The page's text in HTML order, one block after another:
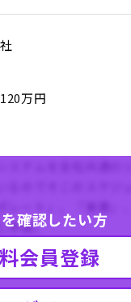
万円
参画。
スケジュール・課題
いて、その対応施策
確認したい方
会員登録